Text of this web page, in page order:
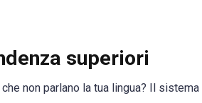
superiori
non parlano la tua lingua? Il